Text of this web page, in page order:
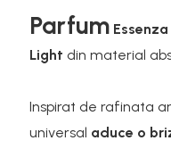
Parfum
Light din material
Inspirat de rafinata
universal aduce o